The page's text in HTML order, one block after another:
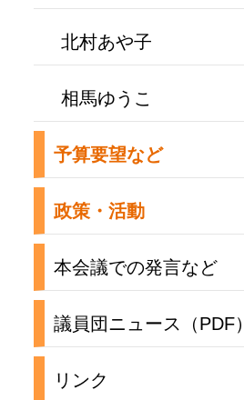
北村あや子
相馬ゆうこ
予算要望など
政策・活動
本会議での発言など
議員団ニュース（PDF）
リンク